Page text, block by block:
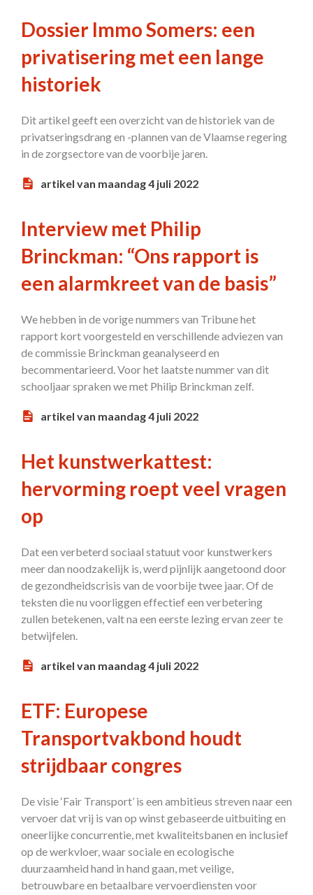
Dossier Immo Somers: een
privatisering met een lange
historiek
Dit artikel geeft een overzicht van de historiek van de
privatseringsdrang en -plannen van de Vlaamse regering
in de zorgsectore van de voorbije jaren.
artikel van maandag 4 juli 2022
Interview met Philip
Brinckman: “Ons rapport is
een alarmkreet van de basis”
We hebben in de vorige nummers van Tribune het
rapport kort voorgesteld en verschillende adviezen van
de commissie Brinckman geanalyseerd en
becommentarieerd. Voor het laatste nummer van dit
schooljaar spraken we met Philip Brinckman zelf.
artikel van maandag 4 juli 2022
Het kunstwerkattest:
hervorming roept veel vragen
op
Dat een verbeterd sociaal statuut voor kunstwerkers
meer dan noodzakelijk is, werd pijnlijk aangetoond door
de gezondheidscrisis van de voorbije twee jaar. Of de
teksten die nu voorliggen effectief een verbetering
zullen betekenen, valt na een eerste lezing ervan zeer te
betwijfelen.
artikel van maandag 4 juli 2022
ETF: Europese
Transportvakbond houdt
strijdbaar congres
De visie ‘Fair Transport’ is een ambitieus streven naar een
vervoer dat vrij is van op winst gebaseerde uitbuiting en
oneerlijke concurrentie, met kwaliteitsbanen en inclusief
op de werkvloer, waar sociale en ecologische
duurzaamheid hand in hand gaan, met veilige,
betrouwbare en betaalbare vervoerdiensten voor